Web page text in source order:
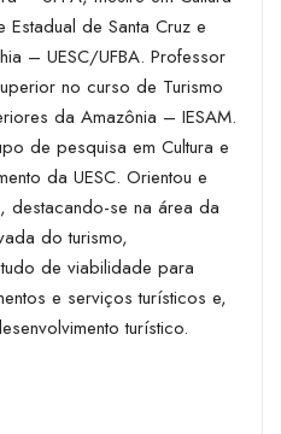
de Santa Cruz e
– UESC/UFBA. Professor
no curso de Turismo
da Amazônia – IESAM.
de pesquisa em Cultura e
da UESC. Orientou e
destacando-se na área da
do turismo,
de viabilidade para
e serviços turísticos e,
turístico.